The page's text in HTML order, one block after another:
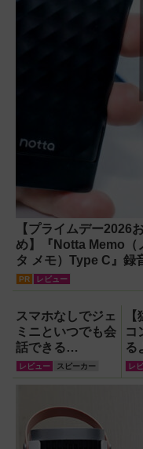
【プライムデー2026
め】『Notta Memo（
タ メモ）Type C』録
らAI自動文字起こし・
スレコーダー！【議
成】
PR レビュー
スマホなしでジェ
ミニといつでも会
話できる
『Google Home
スピーカー』で未
てきた！【なぜな
ぜ期対策にも】
レビュー スピーカー
コ
る
屋
く
レ